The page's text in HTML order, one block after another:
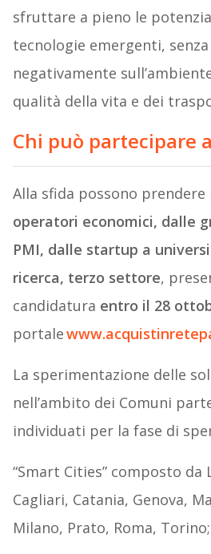
sfruttare a pieno le
tecnologie emergenti,
negativamente
qualità della vita e dei
Chi può partecipare
Alla sfida possono prendere
operatori economici, dalle
PMI, dalle startup a
ricerca, terzo settore,
candidatura entro il 28
portale
La sperimentazione delle
nell’ambito dei Comuni
individuati per la fase di
“Smart Cities” composto da
Cagliari, Catania, Genova,
Milano, Prato, Roma, Torino;